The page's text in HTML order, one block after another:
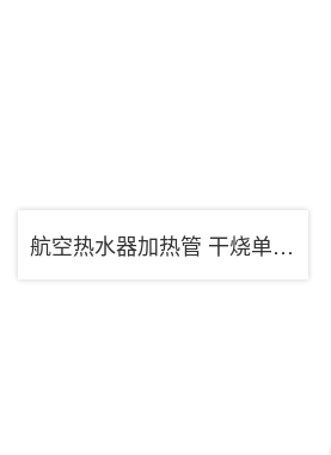
航空热水器加热管 干烧单头发热管 不锈钢单头加热棒